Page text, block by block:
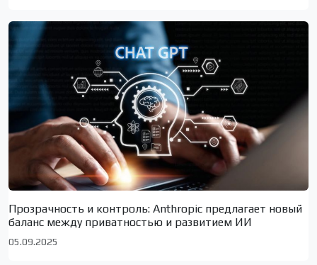
Прозрачность и контроль: Anthropic предлагает новый
баланс между приватностью и развитием ИИ
05.09.2025